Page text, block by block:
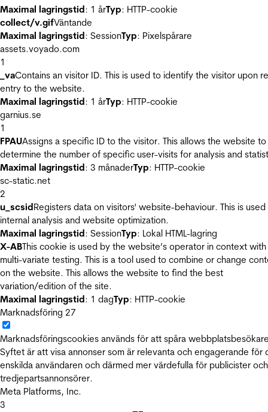
Maximal lagringstid: 1 årTyp: HTTP-cookie
collect/v.gifVäntande
Maximal lagringstid: SessionTyp: Pixelspårare
assets.voyado.com
1
_vaContains an visitor ID. This is used to identify the visitor upon
entry to the website.
Maximal lagringstid: 1 årTyp: HTTP-cookie
garnius.se
1
FPAUAssigns a specific ID to the visitor. This allows the website to
determine the number of specific user-visits for analysis and
Maximal lagringstid: 3 månaderTyp: HTTP-cookie
sc-static.net
2
u_scsidRegisters data on visitors' website-behaviour. This is
internal analysis and website optimization.
Maximal lagringstid: SessionTyp: Lokal HTML-lagring
X-ABThis cookie is used by the website’s operator in context with
multi-variate testing. This is a tool used to combine or change
on the website. This allows the website to find the best
variation/edition of the site.
Maximal lagringstid: 1 dagTyp: HTTP-cookie
Marknadsföring 27
Marknadsföringscookies används för att spåra
Syftet är att visa annonser som är relevanta och engagerande för
enskilda användaren och därmed mer värdefulla för publicister och
tredjepartsannonsörer.
Meta Platforms, Inc.
3